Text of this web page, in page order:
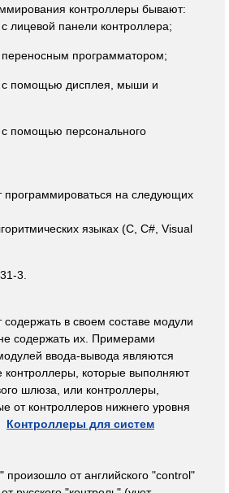
контроллеры бывают:
лицевой панели контроллера;
программатором;
помощью дисплея, мыши и
помощью персонального
программироваться на следующих
языках (C, С#, Visual
3.
содержать в своем составе модули
содержать их. Примерами
ввода-вывода являются
контроллеры, которые выполняют
шлюза, или контроллеры,
от контроллеров нижнего уровня
Контроллеры для систем
произошло от английского "control"